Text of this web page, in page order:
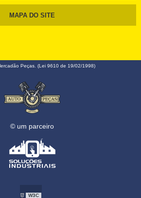
MAPA DO SITE
Peças. (Lei 9610 de 19/02/1998)
© um parceiro
W3C